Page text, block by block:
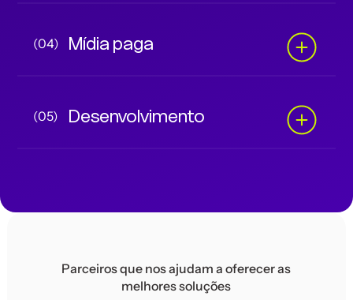
(04) Mídia paga
(05) Desenvolvimento
Parceiros que nos ajudam a oferecer as
melhores soluções